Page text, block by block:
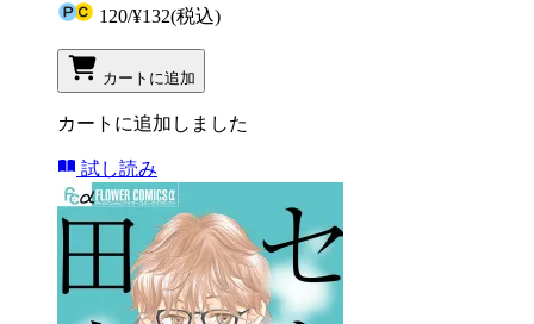
120/¥132(税込)
カートに追加
カートに追加しました
試し読み